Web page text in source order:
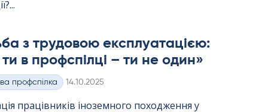
з трудовою експлуатацією:
в профспілці – ти не один»
профспілка Kirjoitettu
14.10.2025
працівників іноземного походження у